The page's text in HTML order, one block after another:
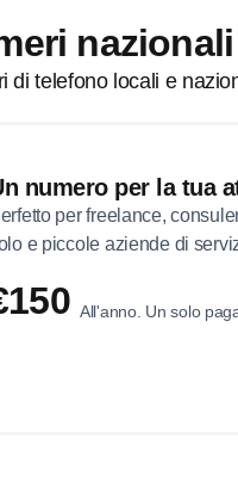
nazionali
di telefono locali e
numero per la tua
per freelance,
e piccole aziende di
All'anno. Un solo